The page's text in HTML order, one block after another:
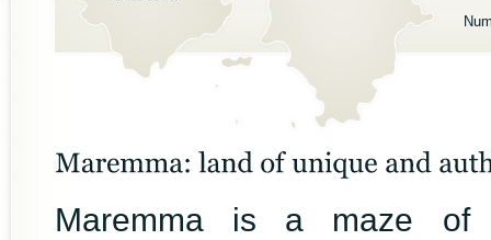
Maremma is a maze of